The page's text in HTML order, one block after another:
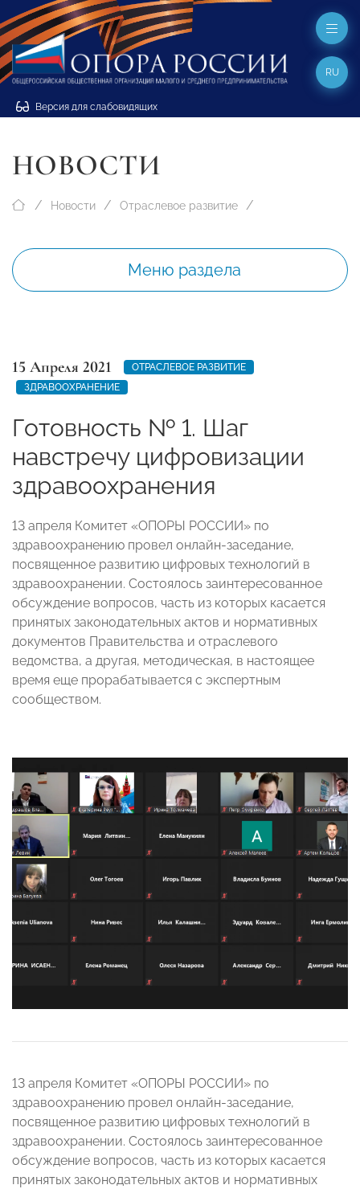
Версия для слабовидящих
RU
НОВОСТИ
Новости Отраслевое развитие
Меню раздела
15 Апреля 2021
ОТРАСЛЕВОЕ РАЗВИТИЕ
ЗДРАВООХРАНЕНИЕ
Готовность № 1. Шаг
навстречу цифровизации
здравоохранения
13 апреля Комитет «ОПОРЫ РОССИИ» по
здравоохранению провел онлайн-заседание,
посвященное развитию цифровых технологий в
здравоохранении. Состоялось заинтересованное
обсуждение вопросов, часть из которых касается
принятых законодательных актов и нормативных
документов Правительства и отраслевого
ведомства, а другая, методическая, в настоящее
время еще прорабатывается с экспертным
сообществом.
13 апреля Комитет «ОПОРЫ РОССИИ» по
здравоохранению провел онлайн-заседание,
посвященное развитию цифровых технологий в
здравоохранении. Состоялось заинтересованное
обсуждение вопросов, часть из которых касается
принятых законодательных актов и нормативных